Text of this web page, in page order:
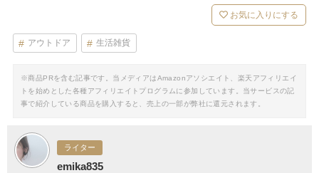
お気に入りにする
アウトドア 生活雑貨
※商品PRを含む記事です。当メディアはAmazonアソシエイト、楽天アフィリエイ
トを始めとした各種アフィリエイトプログラムに参加しています。当サービスの記
事で紹介している商品を購入すると、売上の一部が弊社に還元されます。
ライター
emika835